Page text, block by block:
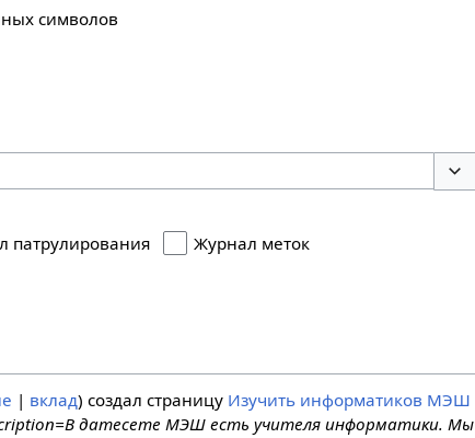
символов
патрулирования
Журнал меток
вклад создал страницу Изучить информатиков МЭШ
датесете МЭШ есть учителя информатики. Мы